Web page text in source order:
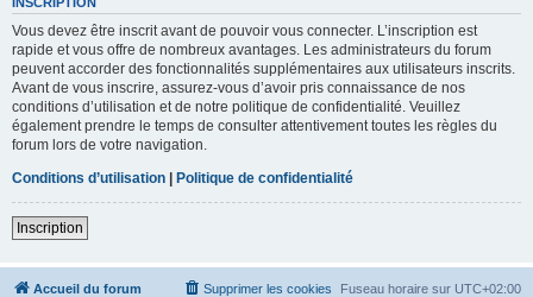
INSCRIPTION
Vous devez être inscrit avant de pouvoir vous connecter. L’inscription est
rapide et vous offre de nombreux avantages. Les administrateurs du forum
peuvent accorder des fonctionnalités supplémentaires aux utilisateurs inscrits.
Avant de vous inscrire, assurez-vous d’avoir pris connaissance de nos
conditions d’utilisation et de notre politique de confidentialité. Veuillez
également prendre le temps de consulter attentivement toutes les règles du
forum lors de votre navigation.
Conditions d’utilisation | Politique de confidentialité
Inscription
Accueil du forum Fuseau horaire sur UTC+02:00
Supprimer les cookies